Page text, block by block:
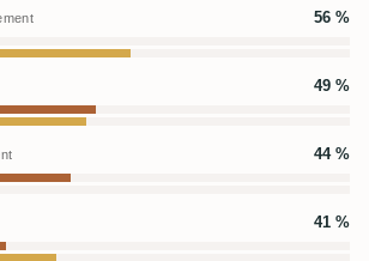
56 %
49 %
44 %
41 %